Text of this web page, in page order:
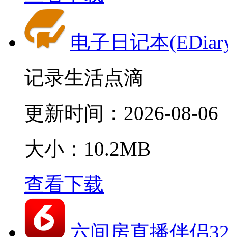
电子日记本
记录生活点滴
更新时间： 2026-08-06
大小：10.2MB
查看下载
六间房直播伴侣